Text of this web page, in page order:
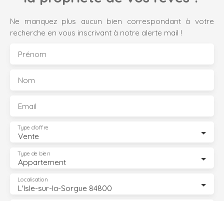
Ne manquez plus aucun bien correspondant à votre
recherche en vous inscrivant à notre alerte mail !
Prénom
Nom
Email
Vente
Type d'offre
Appartement
Type de bien
L'Isle-sur-la-Sorgue 84800
Localisation